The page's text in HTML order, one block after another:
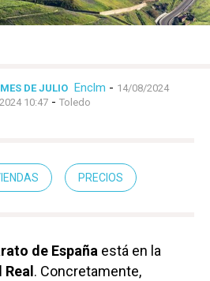
DE JULIO Enclm - 14/08/2024
10:47 - Toledo
PRECIOS
de España está en la
. Concretamente,